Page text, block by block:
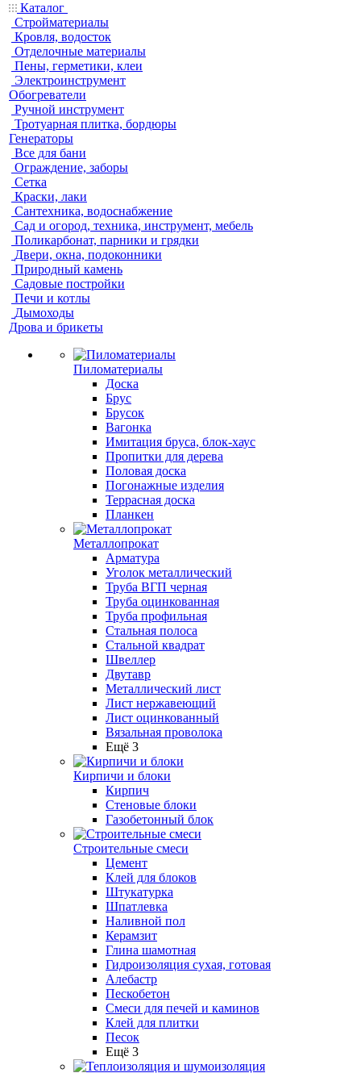
Каталог
Стройматериалы
Кровля, водосток
Отделочные материалы
Пены, герметики, клеи
Электроинструмент
Обогреватели
Ручной инструмент
Тротуарная плитка, бордюры
Генераторы
Все для бани
Ограждение, заборы
Сетка
Краски, лаки
Сантехника, водоснабжение
Сад и огород, техника, инструмент, мебель
Поликарбонат, парники и грядки
Двери, окна, подоконники
Природный камень
Садовые постройки
Печи и котлы
Дымоходы
Дрова и брикеты
Пиломатериалы
Доска
Брус
Брусок
Вагонка
Имитация бруса, блок-хаус
Пропитки для дерева
Половая доска
Погонажные изделия
Террасная доска
Планкен
Металлопрокат
Арматура
Уголок металлический
Труба ВГП черная
Труба оцинкованная
Труба профильная
Стальная полоса
Стальной квадрат
Швеллер
Двутавр
Металлический лист
Лист нержавеющий
Лист оцинкованный
Вязальная проволока
Ещё 3
Кирпичи и блоки
Кирпич
Стеновые блоки
Газобетонный блок
Строительные смеси
Цемент
Клей для блоков
Штукатурка
Шпатлевка
Наливной пол
Керамзит
Глина шамотная
Гидроизоляция сухая, готовая
Алебастр
Пескобетон
Смеси для печей и каминов
Клей для плитки
Песок
Ещё 3